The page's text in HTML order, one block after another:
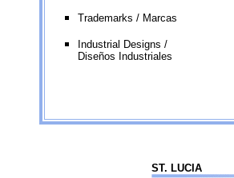
Trademarks / Marcas
Industrial Designs /
Diseños Industriales
ST. LUCIA